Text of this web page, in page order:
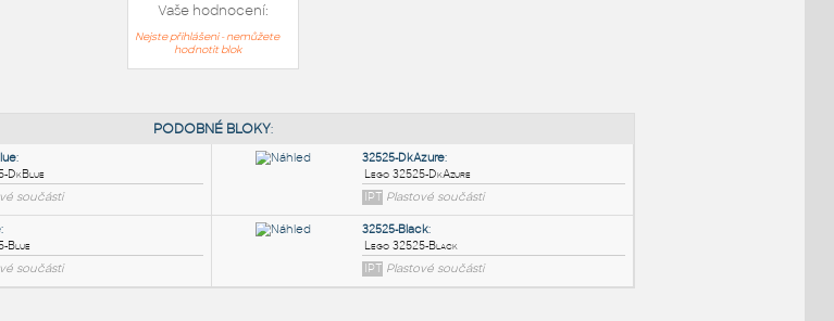
Vaše hodnocení:
Nejste přihlášeni - nemůžete
hodnotit blok